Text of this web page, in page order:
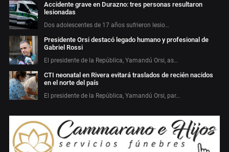
Accidente grave en Durazno: tres personas resultaron
lesionadas
Dos adolescentes de 17 años sufrieron lesio…
Presidente Orsi destacó legado humano y profesional de
Gabriel Rossi
El presidente de la República, Yamandú Orsi, as…
CTI neonatal en Rivera evitará traslados de recién nacidos
en el norte del país
El presidente de la República, Yamandú Orsi, par…